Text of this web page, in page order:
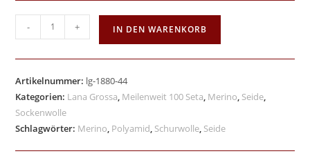
- + IN DEN WARENKORB
Artikelnummer: lg-1880-44
Kategorien: Lana Grossa, Meilenweit 100 Seta, Merino, Seide,
Sockenwolle
Schlagwörter: Merino, Polyamid, Schurwolle, Seide